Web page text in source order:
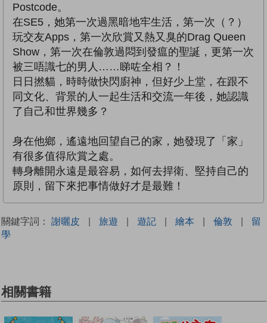
Postcode。
在SE5，她第一次過黑暗地牢生活，第一次（？）
玩交友Apps，第一次欣賞又熱又臭的Drag Queen
Show，第一次在倫敦過悶到發瘟的聖誕，更第一次
被三唔識七的男人……睇咗全相？！
日日撚貓，時時做快閃廚神，但好少上堂，在跟不
同文化、背景的人一起生活和交流一年後，她認識
了自己和世界幾多？
身在他鄉，遙遠地回望自己的家，她發現了「家」
有很多值得欣賞之處。
轉身離開永遠是最容易，如何去捍衛、堅持自己的
原則，留下來把事情做好才是最難！
關鍵字詞： 謝曬皮 | 旅遊 | 遊記 | 繪本 | 倫敦 |
留
學
相關書籍